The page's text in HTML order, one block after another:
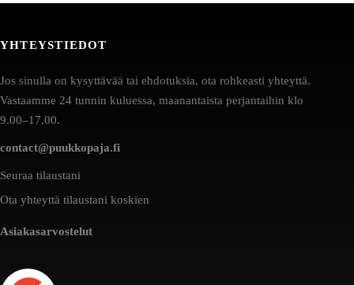
YHTEYSTIEDOT
Jos sinulla on kysyttävää tai ehdotuksia, ota rohkeasti yhteyttä.
Vastaamme 24 tunnin kuluessa, maanantaista perjantaihin klo
9.00–17.00.
contact@puukkopaja.fi
Seuraa tilaustani
Ota yhteyttä tilaustani koskien
Asiakasarvostelut